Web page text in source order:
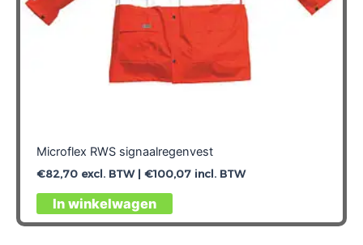
Microflex RWS signaalregenvest
€82,70excl. BTW | €100,07incl. BTW
In winkelwagen
Dit
product